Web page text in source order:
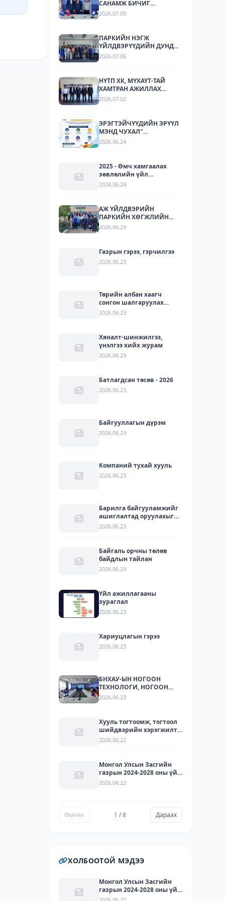
САНАМЖ БИЧИГ
БАЙГУУЛЛАА
2026.07.09
ПАРКИЙН НЭГЖ
ҮЙЛДВЭРҮҮДИЙН ДУНД
СТАНДАРТЧИЛАЛ,
СУРГАЛТ, МЭДЭЭЛЛИЙН
АРГА ХЭМЖЭЭ ЗОХИОН
2026.07.06
НҮТП ХК, МҮХАҮТ-ТАЙ
ХАМТРАН АЖИЛЛАХ
БОЛОМЖУУДЫГ
2026.07.02
ЭРЭГТЭЙЧҮҮДИЙН ЭРҮҮЛ
МЭНД ЧУХАЛ"
НӨЛӨӨЛЛИЙН АЯН
2026.06.24
2025 - Өмч хамгаалах
зөвлөлийн үйл
ажиллагаа
2026.06.24
АЖ ҮЙЛДВЭРИЙН
ПАРКИЙН ХӨГЖЛИЙН
ТУРШЛАГА СОЛИЛЦОХ
2026.06.23
Газрын гэрээ, гэрчилгээ
2026.06.23
Төрийн албан хаагч
сонгон шалгаруулах
журам
2026.06.23
Хяналт-шинжилгээ,
үнэлгээ хийх журам
2026.06.23
Батлагдсан төсөв - 2026
2026.06.23
Байгууллагын дүрэм
2026.06.23
Компаний тухай хууль
2026.06.23
Барилга байгууламжийг
ашиглалтад оруулахыг
зөвшөөрсөн акт
2026.06.23
Байгаль орчны төлөв
байдлын тайлан
2026.06.23
Үйл ажиллагааны
зураглал
2026.06.23
Хариуцлагын гэрээ
2026.06.23
БНХАУ-ЫН НОГООН
ТЕХНОЛОГИ, НОГООН
ХӨРӨНГӨ ОРУУЛАЛТЫН
ЛАРИТЕК ХХК-ЫН
ТӨЛӨӨЛЛҮҮДИЙГ ХҮЛЭЭН
АВЧ УУЛЗЛАА.
2026.06.23
Хууль тогтоомж, тогтоол
шийдвэрийн хэрэгжилт -
2025
2026.06.22
Монгол Улсын Засгийн
газрын 2024-2028 оны үйл
ажиллагааны
хэрэгжилт - 2025
2026.06.22
Өмнөх 1 / 8 Дараах
ХОЛБООТОЙ МЭДЭЭ
Монгол Улсын Засгийн
газрын 2024-2028 оны үйл
ажиллагааны